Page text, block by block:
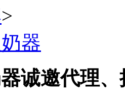
>
器
诚邀代理、